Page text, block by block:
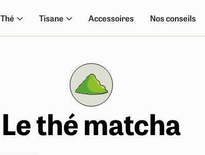
Thé Tisane Accessoires Nos conseils
Le thé matcha